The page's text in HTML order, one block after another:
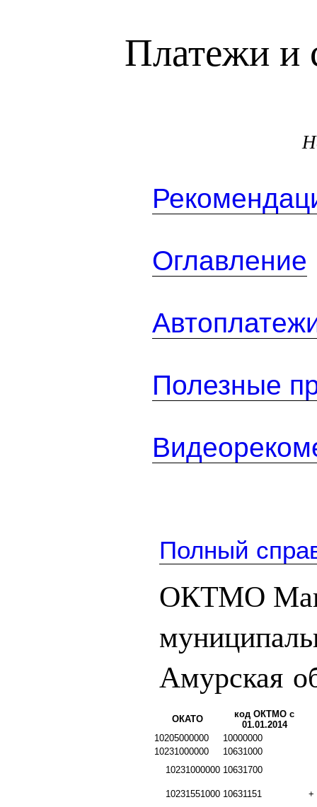
Платежи и
Оглавление
Полезные
Полный
ОКТМО
Амурская
ОКАТО
код ОКТМО с
01.01.2014
10205000000
10000000
10231000000
10631000
10231000000 10631700
10231551000 10631151
+